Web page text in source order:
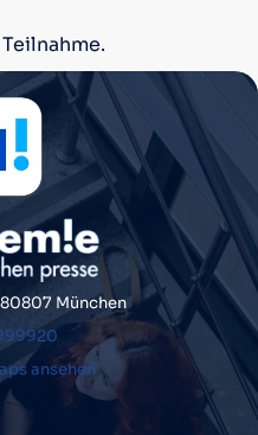
80807 München
ansehen